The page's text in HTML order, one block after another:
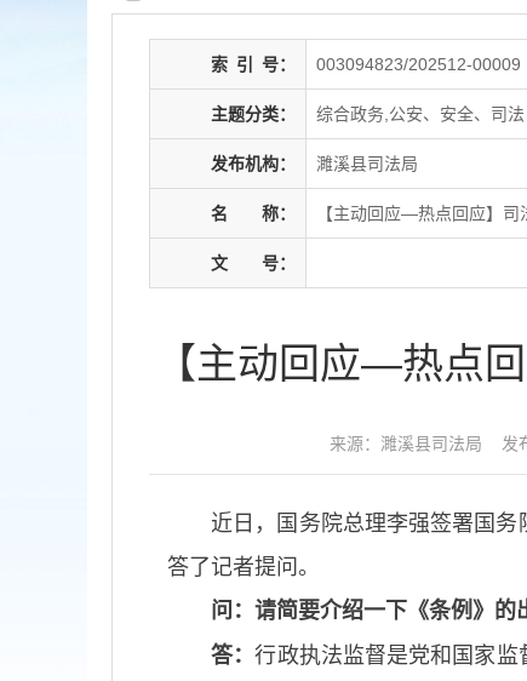
索 引 号： 003094823/202512-00009
主题分类： 综合政务,公安、安全、司法
发布机构： 濉溪县司法局
名 称： 【主动回应—热点回应】
文 号：
【主动回应—热点
来源：濉溪县司法局 发
近日，国务院总理李强签署国务
答了记者提问。
问：请简要介绍一下《条例》的
答：行政执法监督是党和国家